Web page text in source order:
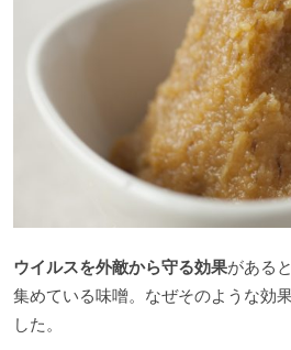
ウイルスを外敵から守る効果がある
集めている味噌。なぜそのような効
した。